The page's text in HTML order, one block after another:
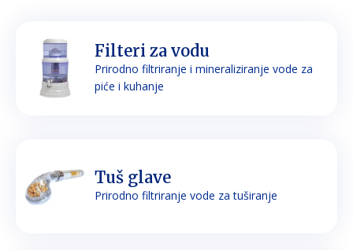
Filteri za vodu
Prirodno filtriranje i mineraliziranje vode za
piće i kuhanje
Tuš glave
Prirodno filtriranje vode za tuširanje